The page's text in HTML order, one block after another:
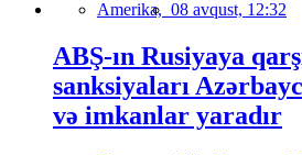
Amerika, 08 avqust, 12:32
ABŞ-ın Rusiyaya
sanksiyaları
və imkanlar yaradır